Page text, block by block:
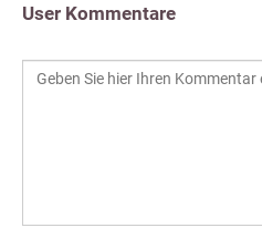
User Kommentare